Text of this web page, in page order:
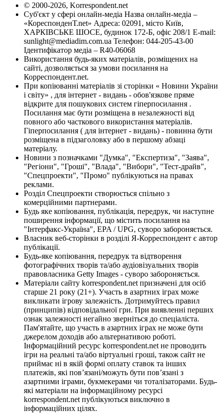
© 2000-2026, Korrespondent.net
Суб'єкт у сфері онлайн-медіа Назва онлайн-медіа –
«КореспонденТ.net» Адреса: 02091, місто Київ,
ХАРКІВСЬКЕ ШОСЕ, будинок 172-Б, офіс 208/1 E-mail:
sunlight@mediadim.com.ua Телефон: 044-205-43-00
Ідентифікатор медіа – R40-06068
Використання будь-яких матеріалів, розміщених на
сайті, дозволяється за умови посилання на
Корреспондент.net.
При копіюванні матеріалів зі сторінки « Новини України
і світу» , для інтернет - видань - обов'язкове пряме
відкрите для пошукових систем гіперпосилання .
Посилання має бути розміщена в незалежності від
повного або часткового використання матеріалів.
Гіперпосилання ( для інтернет - видань) - повинна бути
розміщена в підзаголовку або в першому абзаці
матеріалу.
Новини з позначками "Думка", "Експертиза", "Заява",
"Регіони", "Гроші", "Влада", "Вибори", "Тест-драйв",
"Спецпроекти", "Промо" публікуються на правах
реклами.
Розділ Спецпроекти створюється спільно з
комерційними партнерами.
Будь яке копіювання, публікація, передрук, чи наступне
поширення інформації, що містить посилання на
"Інтерфакс-Україна", EPA / UPG, суворо забороняється.
Власник веб-сторінки в розділі Я-Корреспондент є автор
публікації.
Будь-яке копіювання, передрук та відтворення
фотографічних творів та/або аудіовізуальних творів
правовласника Getty Images - суворо забороняється.
Матеріали сайту korrespondent.net призначені для осіб
старше 21 року (21+). Участь в азартних іграх може
викликати ігрову залежність. Дотримуйтесь правил
(принципів) відповідальної гри. При виявленні перших
ознак залежності негайно зверніться до спеціаліста.
Пам'ятайте, що участь в азартних іграх не може бути
джерелом доходів або альтернативою роботі.
Інформаційний ресурс korrespondent.net не проводить
ігри на реальні та/або віртуальні гроші, також сайт не
приймає ні в якій формі оплату ставок та інших
платежів, які пов’язані/можуть бути пов’язані з
азартними іграми, букмекерами чи тоталізаторами. Будь-
які матеріали на інформаційному ресурсі
korrespondent.net публікуються виключно в
інформаційних цілях.